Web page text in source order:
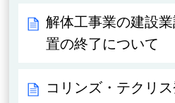
解体工事業の建設
置の終了について
コリンズ・テクリ